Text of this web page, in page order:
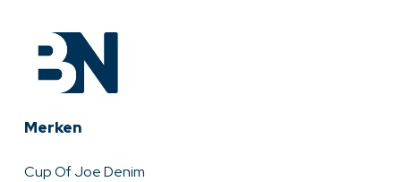
Merken
Cup Of Joe Denim